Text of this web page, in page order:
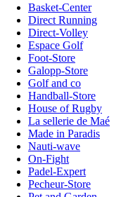
Basket-Center
Direct Running
Direct-Volley
Espace Golf
Foot-Store
Galopp-Store
Golf and co
Handball-Store
House of Rugby
La sellerie de Maé
Made in Paradis
Nauti-wave
On-Fight
Padel-Expert
Pecheur-Store